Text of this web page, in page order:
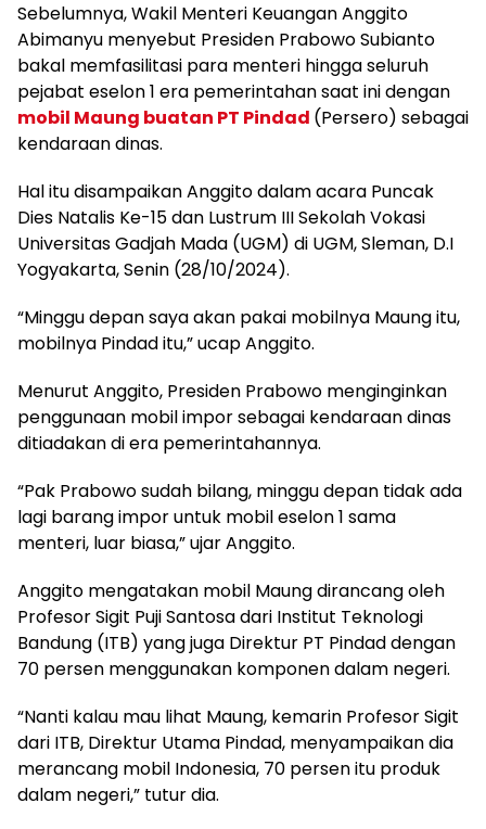
Sebelumnya, Wakil Menteri Keuangan Anggito
Abimanyu menyebut Presiden Prabowo Subianto
bakal memfasilitasi para menteri hingga seluruh
pejabat eselon 1 era pemerintahan saat ini dengan
mobil Maung buatan PT Pindad (Persero) sebagai
kendaraan dinas.
Hal itu disampaikan Anggito dalam acara Puncak
Dies Natalis Ke-15 dan Lustrum III Sekolah Vokasi
Universitas Gadjah Mada (UGM) di UGM, Sleman, D.I
Yogyakarta, Senin (28/10/2024).
“Minggu depan saya akan pakai mobilnya Maung itu,
mobilnya Pindad itu,” ucap Anggito.
Menurut Anggito, Presiden Prabowo menginginkan
penggunaan mobil impor sebagai kendaraan dinas
ditiadakan di era pemerintahannya.
“Pak Prabowo sudah bilang, minggu depan tidak ada
lagi barang impor untuk mobil eselon 1 sama
menteri, luar biasa,” ujar Anggito.
Anggito mengatakan mobil Maung dirancang oleh
Profesor Sigit Puji Santosa dari Institut Teknologi
Bandung (ITB) yang juga Direktur PT Pindad dengan
70 persen menggunakan komponen dalam negeri.
“Nanti kalau mau lihat Maung, kemarin Profesor Sigit
dari ITB, Direktur Utama Pindad, menyampaikan dia
merancang mobil Indonesia, 70 persen itu produk
dalam negeri,” tutur dia.